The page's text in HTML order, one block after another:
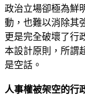
政治立場卻極為鮮
動，也難以消除其
更是完全破壞了行
本設計原則，所謂
是空話。
人事權被架空的行